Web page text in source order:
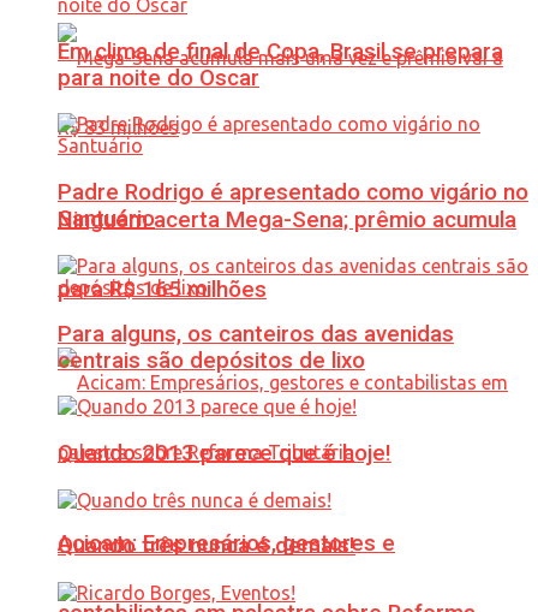
Ninguém acerta Mega-Sena; prêmio acumula
para R$ 165 milhões
Acicam: Empresários, gestores e
Em clima de final de Copa, Brasil se prepara
para noite do Oscar
Padre Rodrigo é apresentado como vigário no
Santuário
Para alguns, os canteiros das avenidas
centrais são depósitos de lixo
Quando 2013 parece que é hoje!
Quando três nunca é demais!